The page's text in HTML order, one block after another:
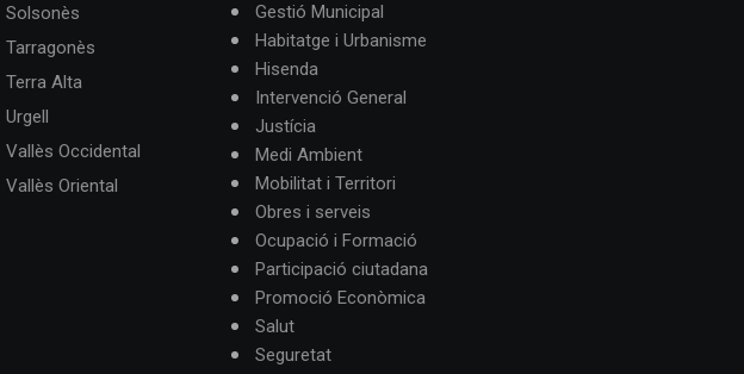
Solsonès
Tarragonès
Terra Alta
Urgell
Vallès Occidental
Vallès Oriental
Gestió Municipal
Habitatge i Urbanisme
Hisenda
Intervenció General
Justícia
Medi Ambient
Mobilitat i Territori
Obres i serveis
Ocupació i Formació
Participació ciutadana
Promoció Econòmica
Salut
Seguretat